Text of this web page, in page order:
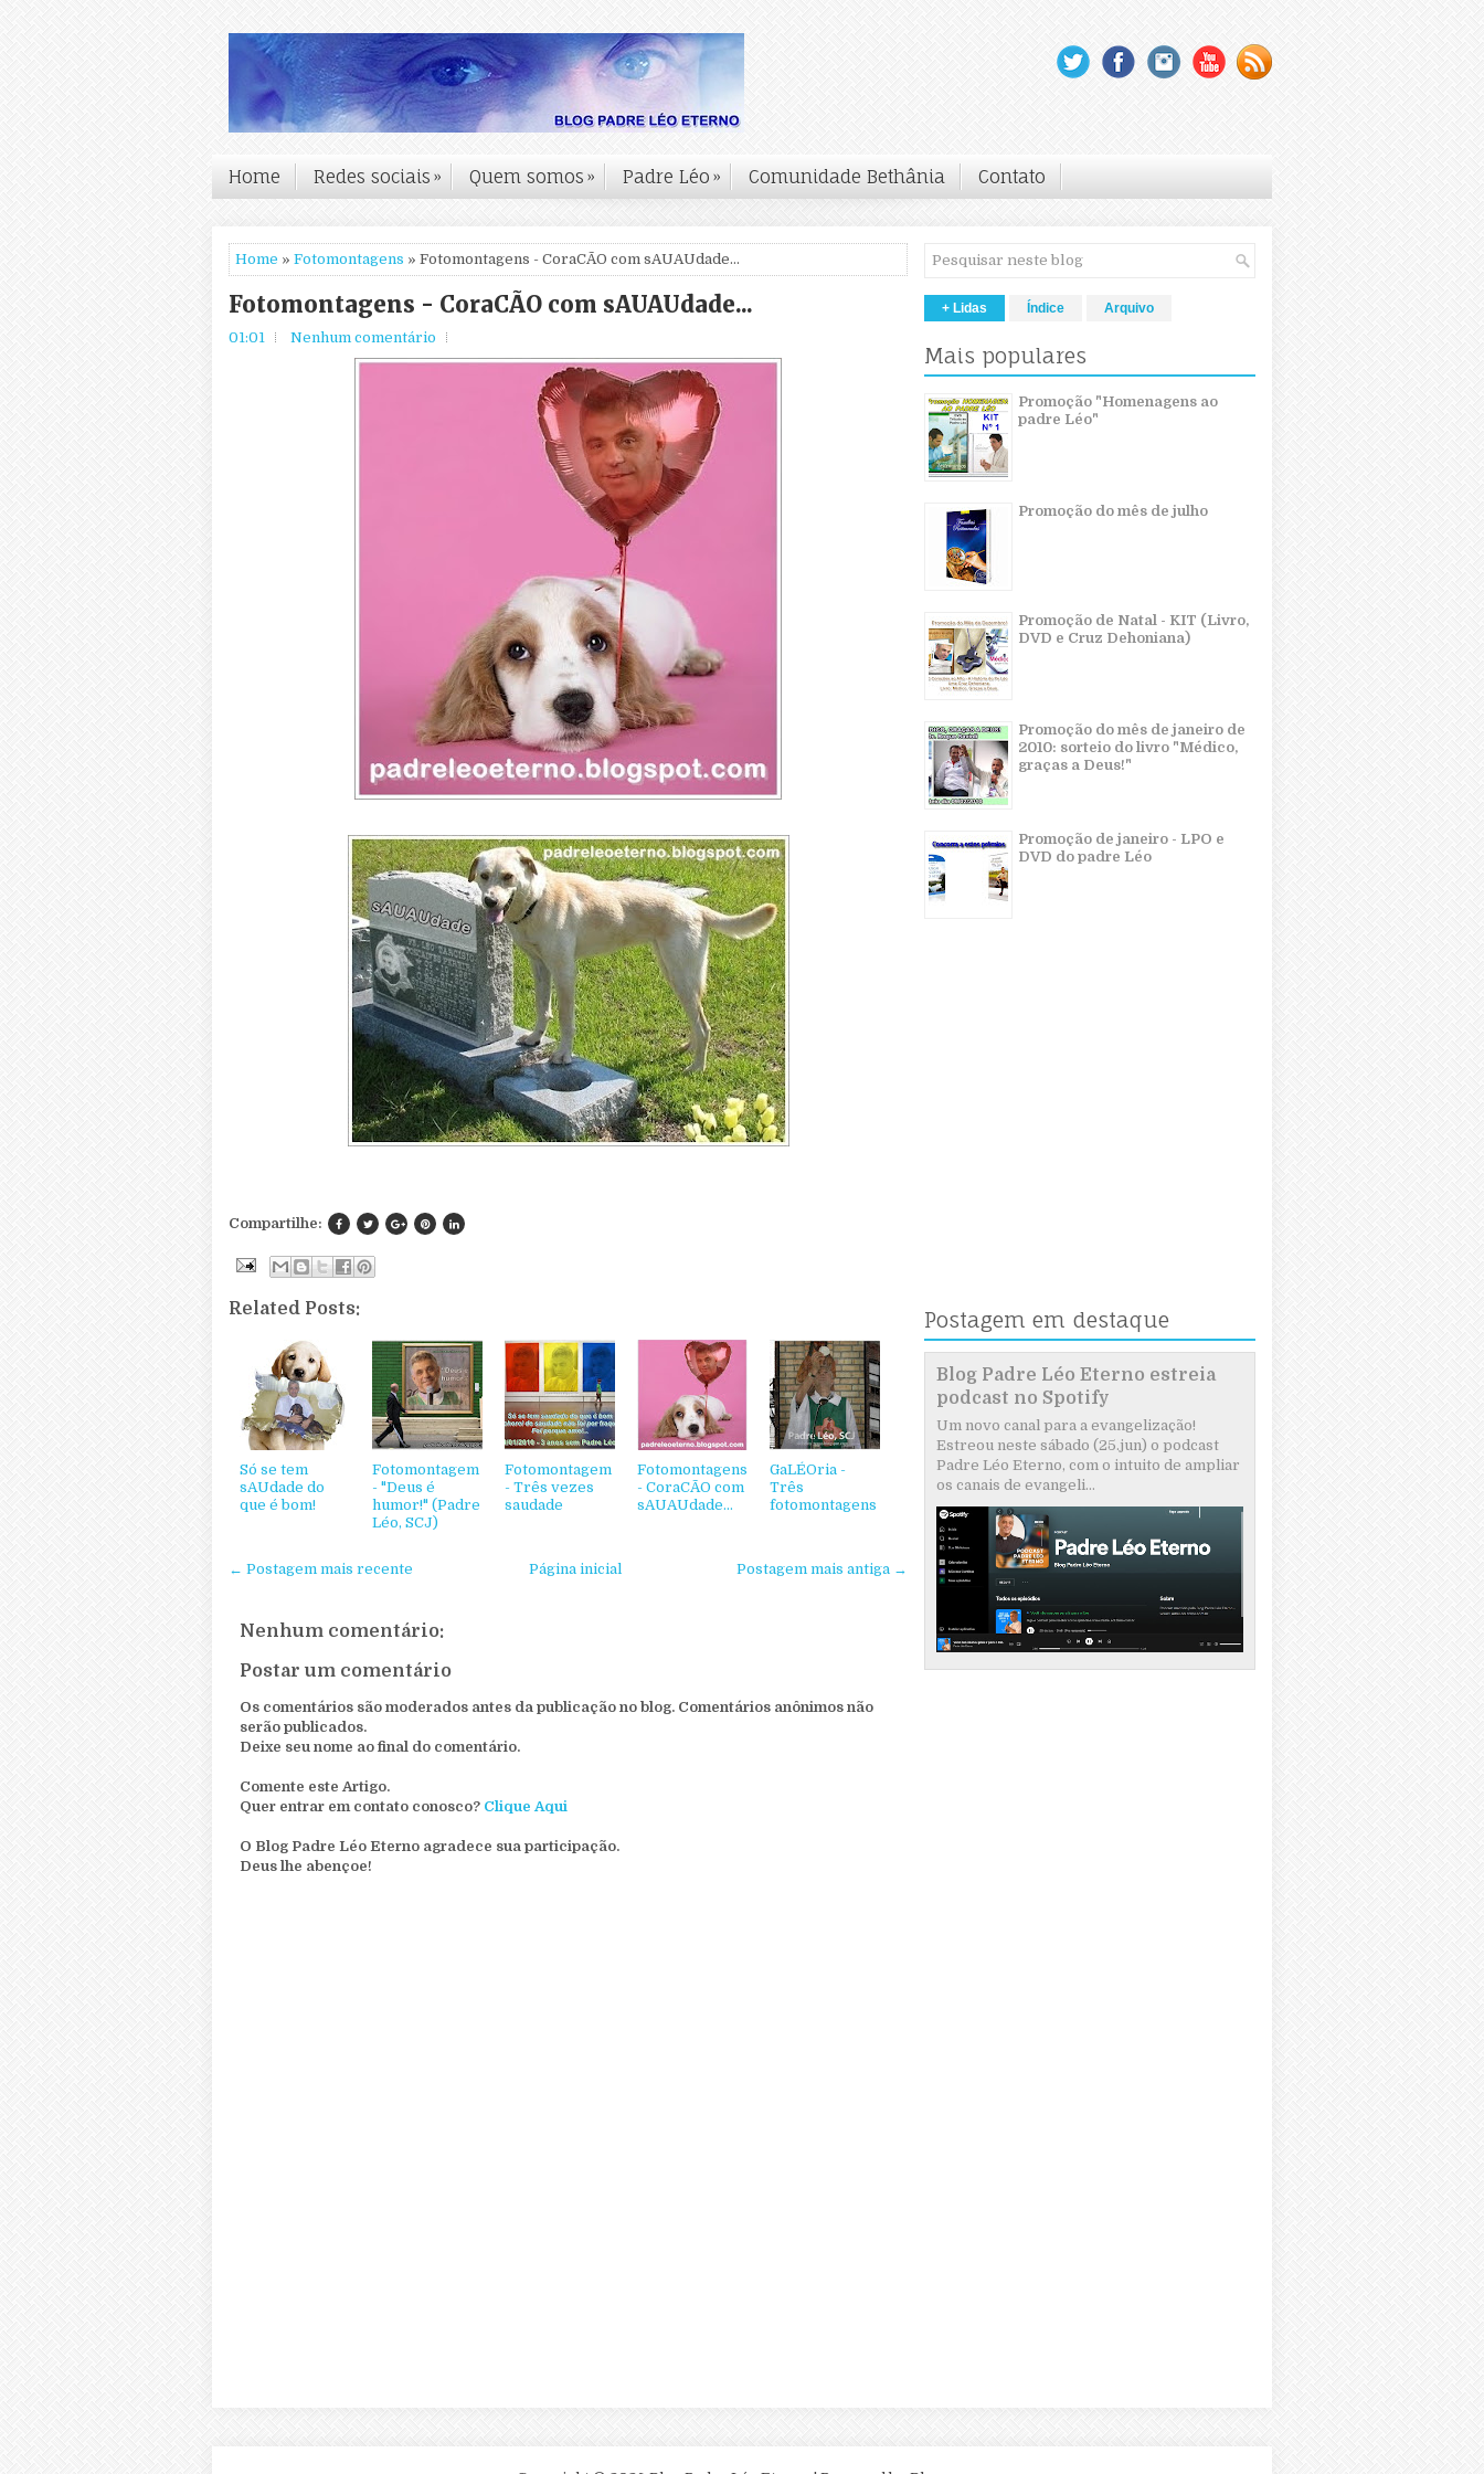
Home Redes sociais » Quem somos » Padre Léo » Comunidade Bethânia Contato
Home » Fotomontagens » Fotomontagens - CoraCÃO com sAUAUdade...
Fotomontagens - CoraCÃO com sAUAUdade...
01:01 Nenhum comentário
Compartilhe:
Related Posts:
Só se tem
sAUdade do
que é bom!
Fotomontagem
- "Deus é
humor!" (Padre
Léo, SCJ)
Fotomontagem
- Três vezes
saudade
Fotomontagens
- CoraCÃO com
sAUAUdade...
GaLÉOria -
Três
fotomontagens
← Postagem mais recente Postagem mais antiga →
Página inicial
Nenhum comentário:
Postar um comentário
Os comentários são moderados antes da publicação no blog. Comentários anônimos não
serão publicados.
Deixe seu nome ao final do comentário.
Comente este Artigo.
Quer entrar em contato conosco? Clique Aqui
O Blog Padre Léo Eterno agradece sua participação.
Deus lhe abençoe!
+ Lidas Índice Arquivo
Mais populares
Promoção "Homenagens ao
padre Léo"
Promoção do mês de julho
Promoção de Natal - KIT (Livro,
DVD e Cruz Dehoniana)
Promoção do mês de janeiro de
2010: sorteio do livro "Médico,
graças a Deus!"
Promoção de janeiro - LPO e
DVD do padre Léo
Postagem em destaque
Blog Padre Léo Eterno estreia
podcast no Spotify
Um novo canal para a evangelização!
Estreou neste sábado (25.jun) o podcast
Padre Léo Eterno, com o intuito de ampliar
os canais de evangeli...